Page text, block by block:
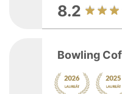
8.2
Bowling